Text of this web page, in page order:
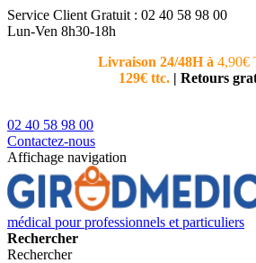
Service Client Gratuit : 02 40 58 98 00
Lun-Ven 8h30-18h
Livraison 24/48H à 4,90€
129€ ttc. | Retours
02 40 58 98 00
Contactez-nous
Affichage navigation
médical pour professionnels et particuliers
Rechercher
Rechercher